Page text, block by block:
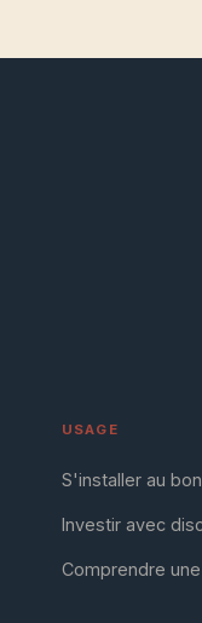
USAGE
S'installer au
Investir avec
Comprendre